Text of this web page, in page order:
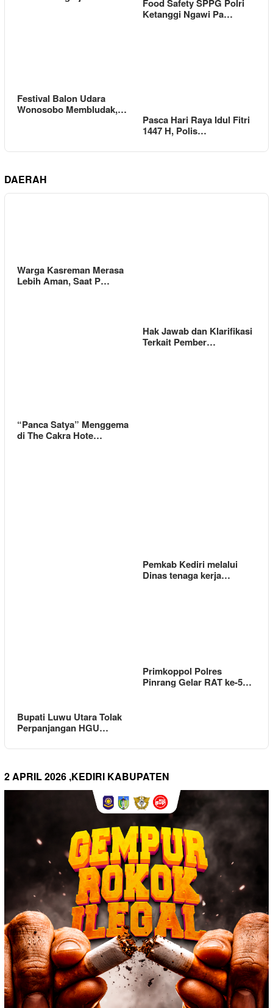
Food Safety SPPG Polri
Ketanggi Ngawi Pa…
Festival Balon Udara
Wonosobo Membludak,…
Pasca Hari Raya Idul Fitri
1447 H, Polis…
DAERAH
Warga Kasreman Merasa
Lebih Aman, Saat P…
Hak Jawab dan Klarifikasi
Terkait Pember…
“Panca Satya” Menggema
di The Cakra Hote…
Pemkab Kediri melalui
Dinas tenaga kerja…
Bupati Luwu Utara Tolak
Perpanjangan HGU…
Primkoppol Polres
Pinrang Gelar RAT ke-5…
2 APRIL 2026 ,KEDIRI KABUPATEN